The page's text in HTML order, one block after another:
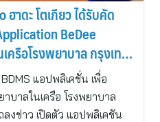
ฮาดะ โตเกียว ได้รับคัด
BeDee
ครือโรงพยาบาล กรุงเทพ
ยามพารากอน
แอปพลิเคชั่น เพื่อ
บาลในเครือ โรงพยาบาล
ลงข่าว เปิดตัว แอปพลิเคชัน